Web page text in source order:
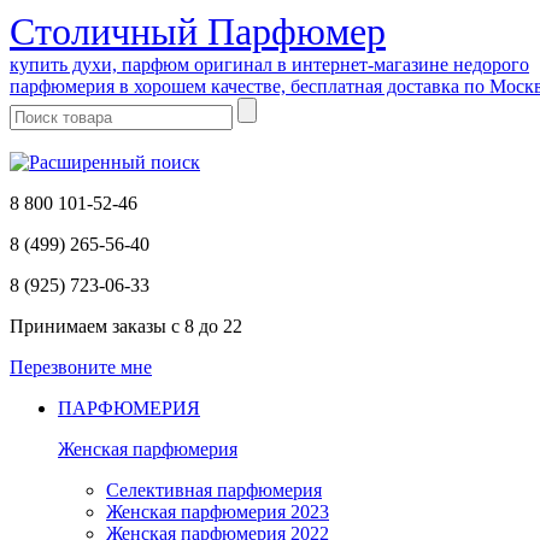
Cтоличный Парфюмер
купить духи, парфюм оригинал в интернет-магазине недорого
парфюмерия в хорошем качестве, бесплатная доставка по
8 800 101-52-46
8 (499) 265-56-40
8 (925) 723-06-33
Принимаем заказы с 8 до 22
Перезвоните мне
ПАРФЮМЕРИЯ
Женская парфюмерия
Селективная парфюмерия
Женская парфюмерия 2023
Женская парфюмерия 2022